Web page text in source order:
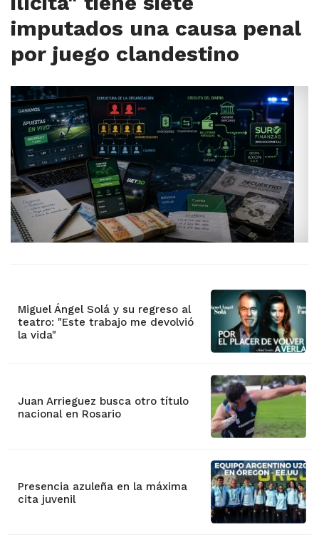
imputados una causa penal
por juego clandestino
Miguel Ángel Solá y su regreso al
teatro: "Este trabajo me devolvió
la vida"
Juan Arrieguez busca otro título
nacional en Rosario
Presencia azuleña en la máxima
cita juvenil